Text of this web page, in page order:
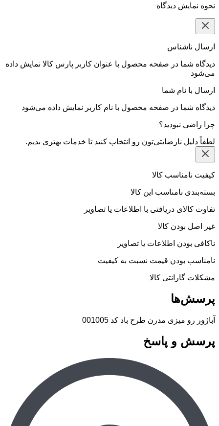
نحوه نمایش دیدگاه‌
ارسال ناشناس
دیدگاه شما در صفحه محصول با عنوان کاربر پارس کالا نمایش داده
می‌شود
ارسال با نام شما
دیدگاه شما در صفحه محصول با نام کاربر نمایش داده می‌شود
چرا راضی نبودید؟
لطفاً دلیل نارضایتی‌تون رو انتخاب کنید تا خدمات بهتری بدیم.
کیفیت نامناسب کالا
بسته‌بندی نامناسب این کالا
تفاوت کالای دریافتی با اطلاعات یا تصاویر
غیر اصل بودن کالا
ناکافی بودن اطلاعات یا تصاویر
نامناسب بودن قیمت نسبت به کیفیت
مشکلات گارانتی کالا
پرسش‌ها
آباژور رو میزی مدرن طرح باد کد 001005
پرسش و پاسخ